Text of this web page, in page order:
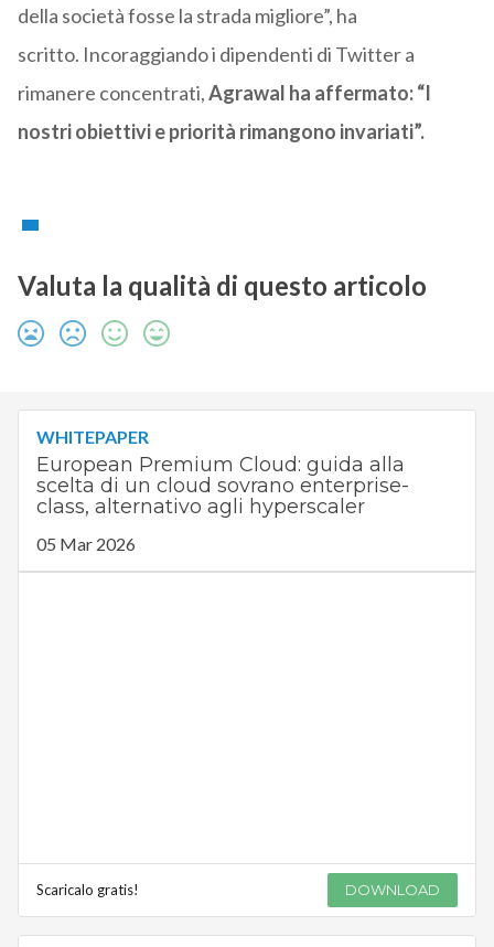
della società fosse la strada migliore”, ha
scritto. Incoraggiando i dipendenti di Twitter a
rimanere concentrati,Agrawal ha affermato: “I
nostri obiettivi e priorità rimangono invariati”.
Valuta la qualità di questo articolo
WHITEPAPER
European Premium Cloud: guida alla
scelta di un cloud sovrano enterprise-
class, alternativo agli hyperscaler
05 Mar 2026
Scaricalo gratis! DOWNLOAD